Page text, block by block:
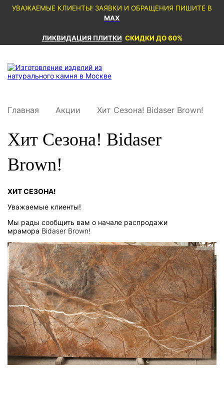
УВАЖАЕМЫЕ КЛИЕНТЫ! ЗАЯВКИ И ОБРАЩЕНИЯ ПИШИТЕ В
MAX
ЛИКВИДАЦИЯ ПЛИТКИ СКИДКИ ДО 60%
Главная Акции Хит Сезона! Bidaser Brown!
Хит Сезона! Bidaser
Brown!
ХИТ СЕЗОНА!
Уважаемые клиенты!
Мы рады сообщить вам о начале распродажи
мрамора Bidaser Brown!